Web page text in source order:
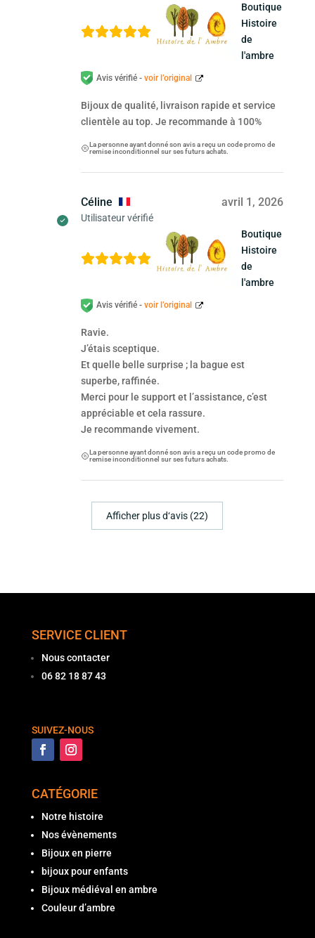
Boutique
Histoire
de
l'ambre
Avis vérifié - voir l’original
Bijoux de qualité, livraison rapide et service
clientèle au top. Je recommande à 100%
La personne ayant donné son avis a reçu un code promo de
remise inconditionnel sur ses futurs achats.
Céline
Utilisateur vérifié
avril 1, 2026
Boutique
Histoire
de
l'ambre
Avis vérifié - voir l’original
Ravie.
J’étais sceptique.
Et quelle belle surprise ; la bague est
superbe, raffinée.
Merci pour le support et l’assistance, c’est
appréciable et cela rassure.
Je recommande vivement.
La personne ayant donné son avis a reçu un code promo de
remise inconditionnel sur ses futurs achats.
Afficher plus d‘avis (22)
SERVICE CLIENT
Nous contacter
06 82 18 87 43
SUIVEZ-NOUS
CATÉGORIE
Notre histoire
Nos évènements
Bijoux en pierre
bijoux pour enfants
Bijoux médiéval en ambre
Couleur d’ambre